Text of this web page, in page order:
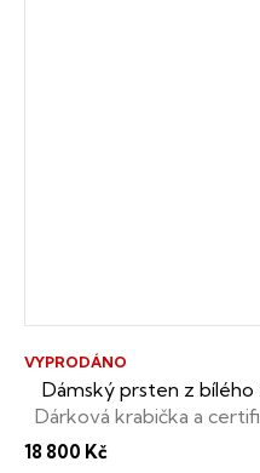
Dámský prsten z
Dárková krabička a
VYPRODÁNO
18 800 Kč